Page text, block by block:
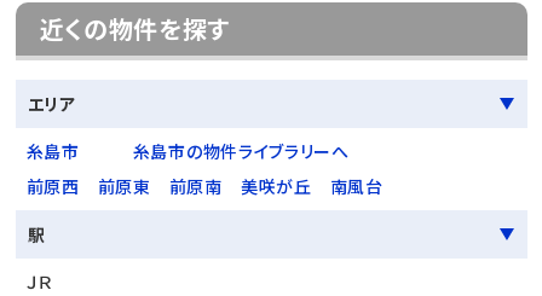
近くの物件を探す
エリア
糸島市
糸島市の物件ライブラリーへ
前原西
前原東 前原南 美咲が丘
南風台
駅
ＪＲ